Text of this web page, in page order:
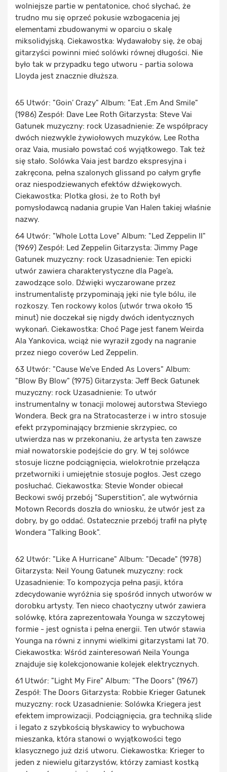
wolniejsze partie w pentatonice, choć słychać, że
trudno mu się oprzeć pokusie wzbogacenia jej
elementami zbudowanymi w oparciu o skalę
miksolidyjską. Ciekawostka: Wydawałoby się, że obaj
gitarzyści powinni mieć solówki równej długości. Nie
było tak w przypadku tego utworu - partia solowa
Lloyda jest znacznie dłuższa.
65 Utwór: "Goin’ Crazy" Album: "Eat ‚Em And Smile"
(1986) Zespół: Dave Lee Roth Gitarzysta: Steve Vai
Gatunek muzyczny: rock Uzasadnienie: Ze współpracy
dwóch niezwykle żywiołowych muzyków, Lee Rotha
oraz Vaia, musiało powstać coś wyjątkowego. Tak też
się stało. Solówka Vaia jest bardzo ekspresyjna i
zakręcona, pełna szalonych glissand po całym gryfie
oraz niespodziewanych efektów dźwiękowych.
Ciekawostka: Plotka głosi, że to Roth był
pomysłodawcą nadania grupie Van Halen takiej właśnie
nazwy.
64 Utwór: "Whole Lotta Love" Album: "Led Zeppelin II"
(1969) Zespół: Led Zeppelin Gitarzysta: Jimmy Page
Gatunek muzyczny: rock Uzasadnienie: Ten epicki
utwór zawiera charakterystyczne dla Page’a,
zawodzące solo. Dźwięki wyczarowane przez
instrumentalistę przypominają jęki nie tyle bólu, ile
rozkoszy. Ten rockowy kolos (utwór trwa około 15
minut) nie doczekał się nigdy dwóch identycznych
wykonań. Ciekawostka: Choć Page jest fanem Weirda
Ala Yankovica, wciąż nie wyraził zgody na nagranie
przez niego coverów Led Zeppelin.
63 Utwór: "Cause We’ve Ended As Lovers" Album:
"Blow By Blow" (1975) Gitarzysta: Jeff Beck Gatunek
muzyczny: rock Uzasadnienie: To utwór
instrumentalny w tonacji molowej autorstwa Steviego
Wondera. Beck gra na Stratocasterze i w intro stosuje
efekt przypominający brzmienie skrzypiec, co
utwierdza nas w przekonaniu, że artysta ten zawsze
miał nowatorskie podejście do gry. W tej solówce
stosuje liczne podciągnięcia, wielokrotnie przełącza
przetworniki i umiejętnie stosuje pogłos. Jest czego
posłuchać. Ciekawostka: Stevie Wonder obiecał
Beckowi swój przebój "Superstition", ale wytwórnia
Motown Records doszła do wniosku, że utwór jest za
dobry, by go oddać. Ostatecznie przebój trafił na płytę
Wondera "Talking Book".
62 Utwór: "Like A Hurricane" Album: "Decade" (1978)
Gitarzysta: Neil Young Gatunek muzyczny: rock
Uzasadnienie: To kompozycja pełna pasji, która
zdecydowanie wyróżnia się spośród innych utworów w
dorobku artysty. Ten nieco chaotyczny utwór zawiera
solówkę, która zaprezentowała Younga w szczytowej
formie - jest ognista i pełna energii. Ten utwór stawia
Younga na równi z innymi wielkimi gitarzystami lat 70.
Ciekawostka: Wśród zainteresowań Neila Younga
znajduje się kolekcjonowanie kolejek elektrycznych.
61 Utwór: "Light My Fire" Album: "The Doors" (1967)
Zespół: The Doors Gitarzysta: Robbie Krieger Gatunek
muzyczny: rock Uzasadnienie: Solówka Kriegera jest
efektem improwizacji. Podciągnięcia, gra techniką slide
i legato z szybkością błyskawicy to wybuchowa
mieszanka, która stanowi o wyjątkowości tego
klasycznego już dziś utworu. Ciekawostka: Krieger to
jeden z niewielu gitarzystów, którzy zamiast kostką